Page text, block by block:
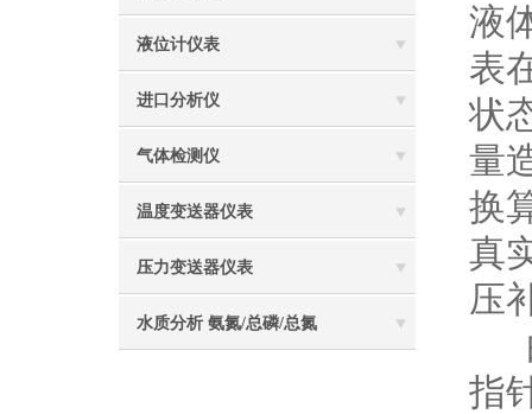
液位计仪表
进口分析仪
气体检测仪
温度变送器仪表
压力变送器仪表
水质分析 氨氮/总磷/总氮
液
表
状
量
换
真
压
指